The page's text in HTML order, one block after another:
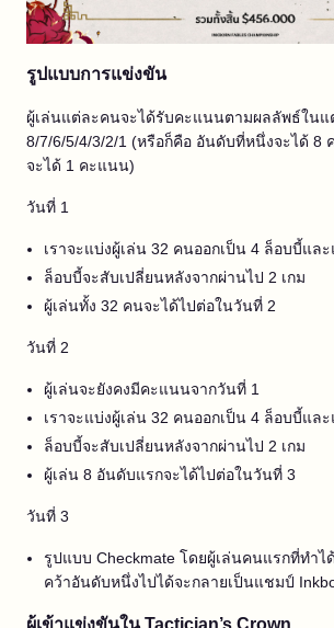
รูปแบบการแข่งขัน
ผู้เล่นแต่ละคนจะได้รับคะแนนตามผลลัพธ์ในแ
8/7/6/5/4/3/2/1 (หรือก็คือ อันดับที่หนึ่งจะได้
จะได้ 1 คะแนน)
วันที่ 1
เราจะแบ่งผู้เล่น 32 คนออกเป็น 4 ล็อบบี้แล
ล็อบบี้จะสับเปลี่ยนหลังจากผ่านไป 2 เกม
ผู้เล่นทั้ง 32 คนจะได้ไปต่อในวันที่ 2
วันที่ 2
ผู้เล่นจะยังคงมีคะแนนจากวันที่ 1
เราจะแบ่งผู้เล่น 32 คนออกเป็น 4 ล็อบบี้แล
ล็อบบี้จะสับเปลี่ยนหลังจากผ่านไป 2 เกม
ผู้เล่น 8 อันดับแรกจะได้ไปต่อในวันที่ 3
วันที่ 3
รูปแบบ Checkmate โดยผู้เล่นคนแรกที่ทำ
คว้าอันดับหนึ่งไปได้จะกลายเป็นแชมป์
ผู้เข้าแข่งขันใน Tactician’s Crown